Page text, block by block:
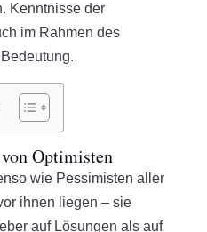
Kenntnisse der
im Rahmen des
Optimisten
wie Pessimisten aller
ihnen liegen – sie
auf Lösungen als auf